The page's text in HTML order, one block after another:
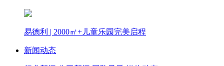
易德利 | 2000㎡+儿童乐园完美启程
新闻动态